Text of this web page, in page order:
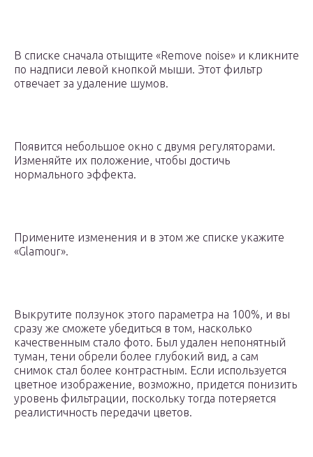
В списке сначала отыщите «Remove noise» и кликните
по надписи левой кнопкой мыши. Этот фильтр
отвечает за удаление шумов.
Появится небольшое окно с двумя регуляторами.
Изменяйте их положение, чтобы достичь
нормального эффекта.
Примените изменения и в этом же списке укажите
«Glamour».
Выкрутите ползунок этого параметра на 100%, и вы
сразу же сможете убедиться в том, насколько
качественным стало фото. Был удален непонятный
туман, тени обрели более глубокий вид, а сам
снимок стал более контрастным. Если используется
цветное изображение, возможно, придется понизить
уровень фильтрации, поскольку тогда потеряется
реалистичность передачи цветов.